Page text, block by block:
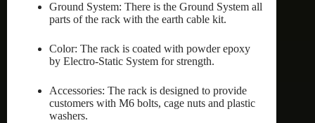
Ground System: There is the Ground System all
parts of the rack with the earth cable kit.
Color: The rack is coated with powder epoxy
by Electro-Static System for strength.
Accessories: The rack is designed to provide
customers with M6 bolts, cage nuts and plastic
washers.